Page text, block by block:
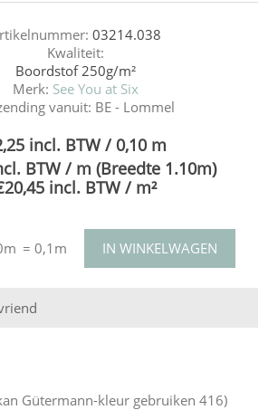
03214.038
Kwaliteit:
Boordstof 250g/m²
Merk: See You at Six
vanuit: BE - Lommel
incl. BTW / 0,10 m
BTW / m (Breedte 1.10m)
incl. BTW / m²
= 0,1m
Gütermann-kleur gebruiken 416)